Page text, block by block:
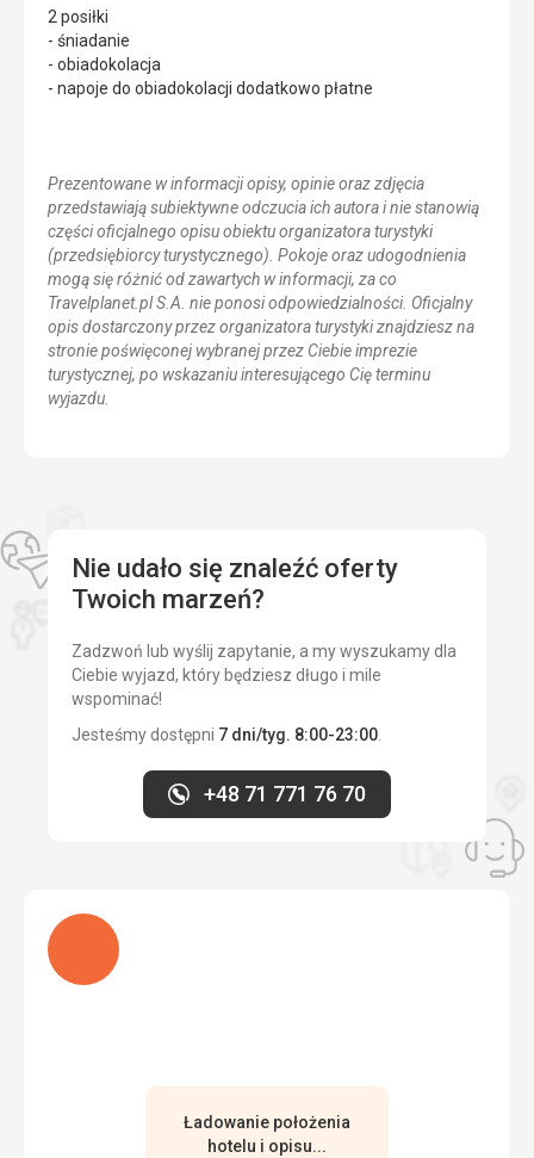
2 posiłki
- śniadanie
- obiadokolacja
- napoje do obiadokolacji dodatkowo płatne
Prezentowane w informacji opisy, opinie oraz zdjęcia
przedstawiają subiektywne odczucia ich autora i nie stanowią
części oficjalnego opisu obiektu organizatora turystyki
(przedsiębiorcy turystycznego). Pokoje oraz udogodnienia
mogą się różnić od zawartych w informacji, za co
Travelplanet.pl S.A. nie ponosi odpowiedzialności. Oficjalny
opis dostarczony przez organizatora turystyki znajdziesz na
stronie poświęconej wybranej przez Ciebie imprezie
turystycznej, po wskazaniu interesującego Cię terminu
wyjazdu.
Nie udało się znaleźć oferty
Twoich marzeń?
Zadzwoń lub wyślij zapytanie, a my wyszukamy dla
Ciebie wyjazd, który będziesz długo i mile
wspominać!
Jesteśmy dostępni 7 dni/tyg. 8:00-23:00.
+48 71 771 76 70
Ładuję
Ładowanie położenia
hotelu i opisu...